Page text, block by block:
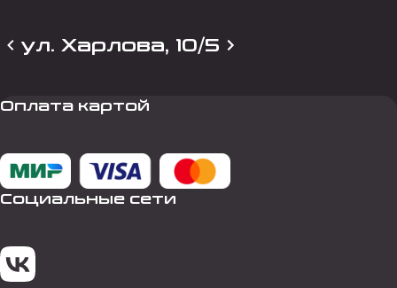
ул. Харлова, 10/5
Оплата картой
Социальные сети